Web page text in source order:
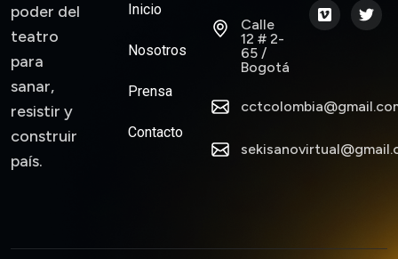
poder del
teatro
para
sanar,
resistir y
construir
país.
Inicio
Nosotros
Prensa
Contacto
Calle
12 # 2-
65 /
Bogotá